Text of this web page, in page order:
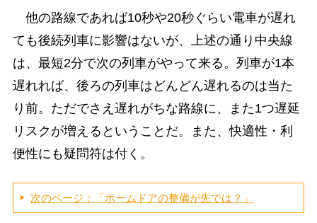
他の路線であれば10秒や20秒ぐらい電車が遅れ
ても後続列車に影響はないが、上述の通り中央線
は、最短2分で次の列車がやって来る。列車が1本
遅れれば、後ろの列車はどんどん遅れるのは当た
り前。ただでさえ遅れがちな路線に、また1つ遅延
リスクが増えるということだ。また、快適性・利
便性にも疑問符は付く。
次のページ：「ホームドアの整備が先では？」